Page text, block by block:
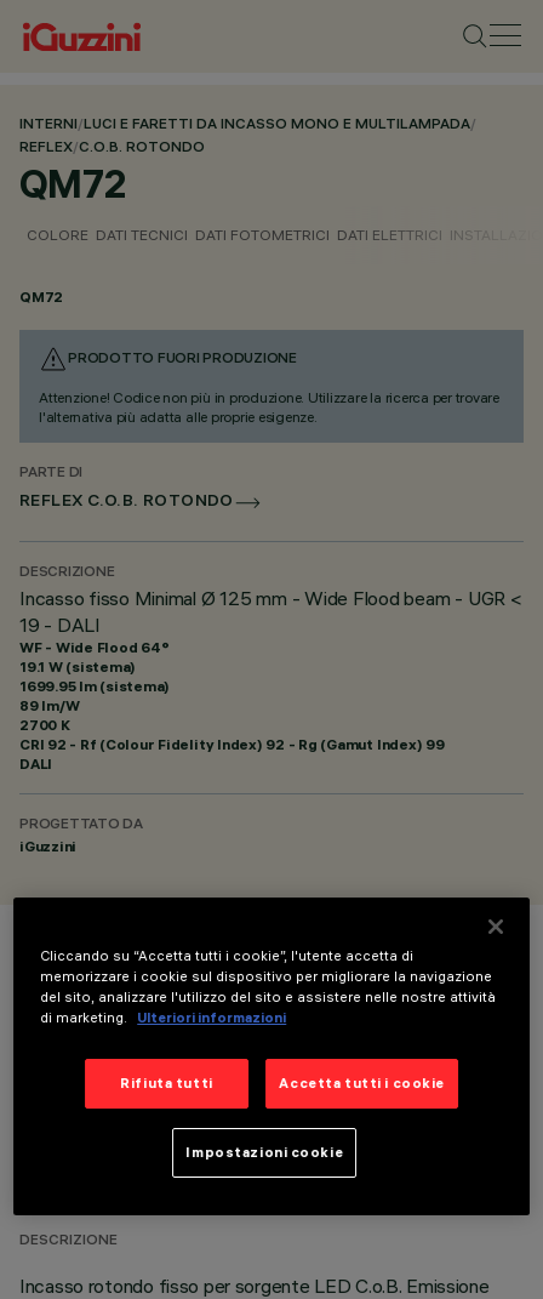
INTERNI/LUCI E FARETTI DA INCASSO MONO E MULTILAMPADA/
REFLEX/C.O.B. ROTONDO
QM72
COLORE DATI TECNICI DATI FOTOMETRICI DATI ELETTRICI
QM72
PRODOTTO FUORI PRODUZIONE
Attenzione! Codice non più in produzione. Utilizzare la ricerca per trovare
l'alternativa più adatta alle proprie esigenze.
PARTE DI
REFLEX C.O.B. ROTONDO
DESCRIZIONE
Incasso fisso Minimal Ø 125 mm - Wide Flood beam - UGR <
19 - DALI
WF - Wide Flood 64°
19.1 W (sistema)
1699.95 lm (sistema)
89 lm/W
2700 K
CRI 92 - Rf (Colour Fidelity Index) 92 - Rg (Gamut Index) 99
DALI
PROGETTATO DA
iGuzzini
COLORE
DATI TECNICI
ULTIMO AGGIORNAMENTO: 01/08/2026
DESCRIZIONE
Incasso rotondo fisso per sorgente LED C.o.B. Emissione
Cliccando su “Accetta tutti i cookie”, l'utente accetta di
memorizzare i cookie sul dispositivo per migliorare la navigazione
del sito, analizzare l'utilizzo del sito e assistere nelle nostre attività
di marketing.
Ulteriori informazioni
Rifiuta tutti Accetta tutti i cookie
Impostazioni cookie